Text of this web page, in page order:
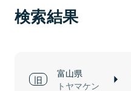
検索結果
富山県
トヤマケン